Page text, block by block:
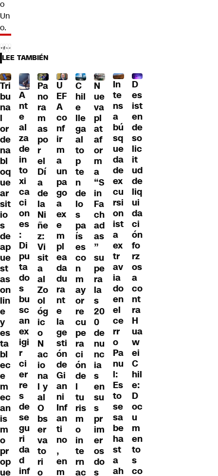
o
Un
o.
LEE TAMBIÉN
Tri
bu
na
l
or
de
na
bl
oq
ue
ar
sit
io
s
de
ap
ue
st
as
on
lin
e
y
es
ta
bl
ec
e
m
ec
an
is
m
o
pr
op
ue
A
nt
e
al
za
de
in
to
xi
ca
ci
on
es
:
Di
pu
ta
do
s
bu
sc
an
ex
igi
r
ci
er
re
s
de
se
gu
ri
da
d
inf
Pa
no
ra
m
as
po
r
el
Dí
a
de
la
Ni
ñe
z:
Vi
sit
a
al
Zo
ol
óg
ic
o
N
ac
io
na
l y
al
O
bs
er
va
to
ri
o
U
EF
A
co
nf
ir
m
a
un
pa
go
a
ex
e
m
pl
ea
da
du
ra
nt
e
la
ge
sti
ón
de
Gi
an
ni
Inf
an
ti
no
,
en
m
C
hil
e
lle
ga
al
to
p
te
n
de
lo
s
pa
ís
es
co
n
m
ay
or
re
cu
pe
ra
ci
ón
de
l
tu
ris
m
o
in
te
rn
ac
N
ue
va
pl
at
af
or
m
a
“S
in
Fa
ch
ad
as
”
su
pe
ra
la
s
20
0
de
nu
nc
ia
s
en
su
s
pr
im
er
os
do
s
In
te
ns
a
bú
sq
ue
da
de
ex
cu
rsi
on
ist
a
ex
tr
av
ia
do
en
el
ce
rr
o
Pa
nu
l:
Es
to
se
sa
be
ha
st
a
ah
D
es
ist
en
de
so
lic
it
ud
de
liq
ui
da
ci
ón
fo
rz
os
a
co
nt
ra
H
ua
w
ei
C
hil
e:
D
oc
u
m
en
to
s
co